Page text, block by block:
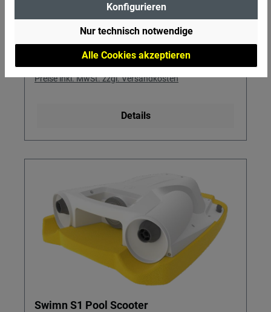
Alle Cookies akzeptieren
Nur technisch notwendige
Konfigurieren
Regulärer Preis:
Preise inkl. MwSt. zzgl. Versandkosten
Details
Swimn S1 Pool Scooter